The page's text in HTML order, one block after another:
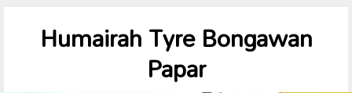
Humairah Tyre Bongawan
Papar